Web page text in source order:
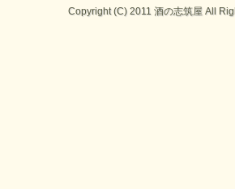
Copyright (C) 2011 酒の志筑屋 All